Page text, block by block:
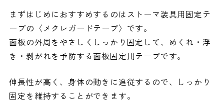
まずはじめにおすすめするのはストーマ装具用固定テ
ープの〈メクレガードテープ〉です。
面板の外周をやさしくしっかり固定して、めくれ・浮
き・剥がれを予防する面板固定用テープです。
伸長性が高く、身体の動きに追従するので、しっかり
固定を維持することができます。